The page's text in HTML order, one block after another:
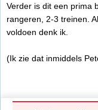
Verder is dit een prima
rangeren, 2-3 treinen.
voldoen denk ik.
(Ik zie dat inmiddels